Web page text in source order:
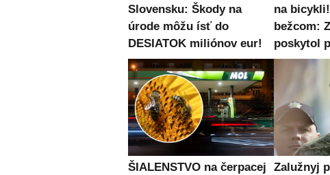
Slovensku: Škody na
úrode môžu ísť do
DESIATOK miliónov eur!
na
bežcom:
poskytol
ŠIALENSTVO na čerpacej
Zalužnyj